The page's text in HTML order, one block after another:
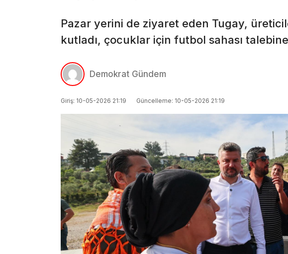
Pazar yerini de ziyaret eden Tugay,
kutladı, çocuklar için futbol sahası
Demokrat Gündem
Giriş: 10-05-2026 21:19 Güncelleme: 10-05-2026 21:19